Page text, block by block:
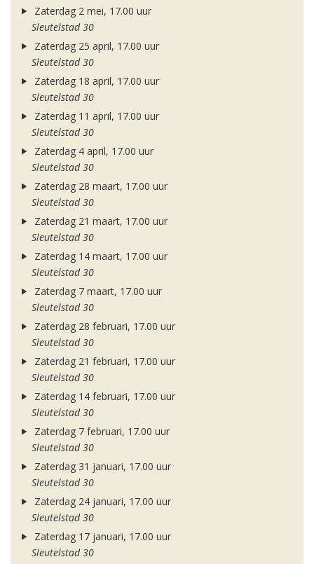
Zaterdag 2 mei, 17.00 uur
Sleutelstad 30
Zaterdag 25 april, 17.00 uur
Sleutelstad 30
Zaterdag 18 april, 17.00 uur
Sleutelstad 30
Zaterdag 11 april, 17.00 uur
Sleutelstad 30
Zaterdag 4 april, 17.00 uur
Sleutelstad 30
Zaterdag 28 maart, 17.00 uur
Sleutelstad 30
Zaterdag 21 maart, 17.00 uur
Sleutelstad 30
Zaterdag 14 maart, 17.00 uur
Sleutelstad 30
Zaterdag 7 maart, 17.00 uur
Sleutelstad 30
Zaterdag 28 februari, 17.00 uur
Sleutelstad 30
Zaterdag 21 februari, 17.00 uur
Sleutelstad 30
Zaterdag 14 februari, 17.00 uur
Sleutelstad 30
Zaterdag 7 februari, 17.00 uur
Sleutelstad 30
Zaterdag 31 januari, 17.00 uur
Sleutelstad 30
Zaterdag 24 januari, 17.00 uur
Sleutelstad 30
Zaterdag 17 januari, 17.00 uur
Sleutelstad 30